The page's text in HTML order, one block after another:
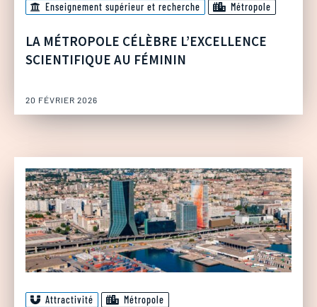
Enseignement supérieur et recherche Métropole
LA MÉTROPOLE CÉLÈBRE L’EXCELLENCE
SCIENTIFIQUE AU FÉMININ
20 FÉVRIER 2026
Attractivité Métropole